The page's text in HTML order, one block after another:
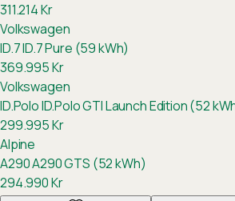
311.214Kr
Volkswagen
ID.7ID.7 Pure (59 kWh)
369.995Kr
Volkswagen
ID.PoloID.Polo GTI Launch Edition (52
299.995Kr
Alpine
A290A290 GTS (52 kWh)
294.990Kr